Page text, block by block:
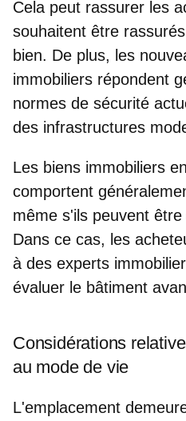
Cela peut rassurer les
souhaitent être
bien. De plus, les
immobiliers répondent
normes de sécurité
des infrastructures
Les biens immobiliers
comportent
même s'ils peuvent
Dans ce cas, les
à des experts
évaluer le bâtiment
Considérations
au mode de vie
L'emplacement